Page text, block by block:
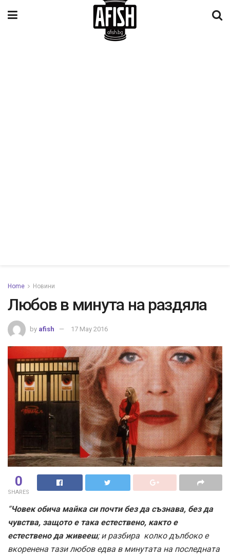
Home Новини
Любов в минута на раздяла
by afish 17 May 2016
0
SHARES
“Човек обича майка си почти без да съзнава, без да
чувства, защото е така естествено, както е
естествено да живееш; и разбира колко дълбоко е
вкоренена тази любов едва в минутата на последната